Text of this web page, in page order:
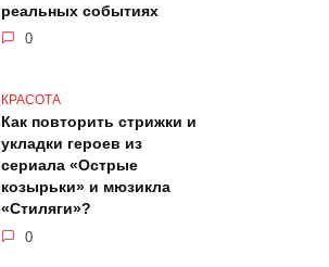
реальных событиях
0
КРАСОТА
Как повторить стрижки и
укладки героев из
сериала «Острые
козырьки» и мюзикла
«Стиляги»?
0